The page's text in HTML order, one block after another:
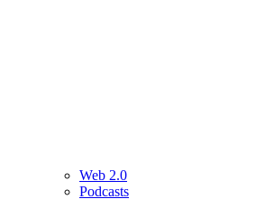
Web 2.0
Podcasts